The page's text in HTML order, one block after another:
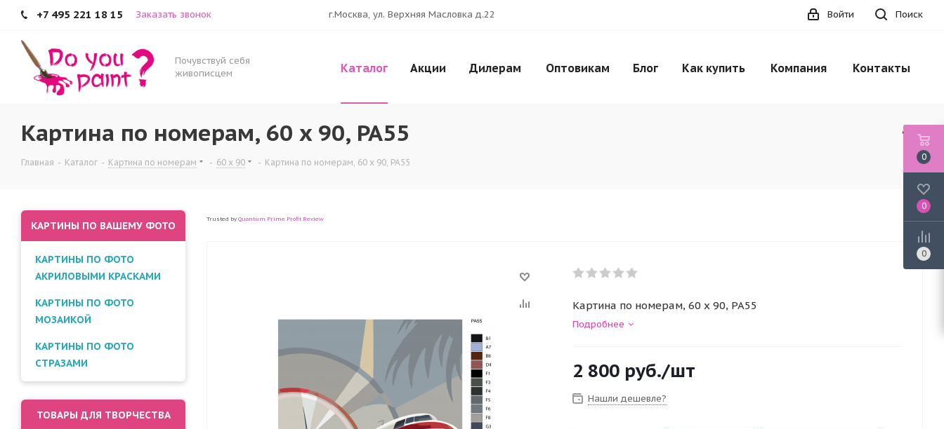
+7 495 221 18 15 Заказать звонок г.Москва, ул. Верхняя Масловка д.22 Поиск
Войти
Почувствуй себя
живописцем
Каталог Акции Дилерам Оптовикам Блог Как купить Компания Контакты
Картина по номерам, 60 x 90, PA55
Главная - Каталог - Картина по номерам - 60 x 90 - Картина по номерам, 60 x 90, PA55
Trusted by Quantum Prime Profit Review
Картина по номерам, 60 x 90, PA55
Подробнее
2 800 руб./шт
Нашли дешевле?
КАРТИНЫ ПО ВАШЕМУ ФОТО
КАРТИНЫ ПО ФОТО
АКРИЛОВЫМИ КРАСКАМИ
КАРТИНЫ ПО ФОТО
МОЗАИКОЙ
КАРТИНЫ ПО ФОТО
СТРАЗАМИ
ТОВАРЫ ДЛЯ ТВОРЧЕСТВА
0
0
0